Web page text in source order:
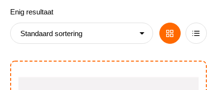
Nieuws
Enig resultaat
Grid List